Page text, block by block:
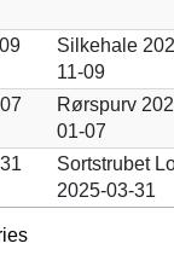
Silkehale
11-09
Rørspurv
01-07
Sortstrubet
2025-03-31